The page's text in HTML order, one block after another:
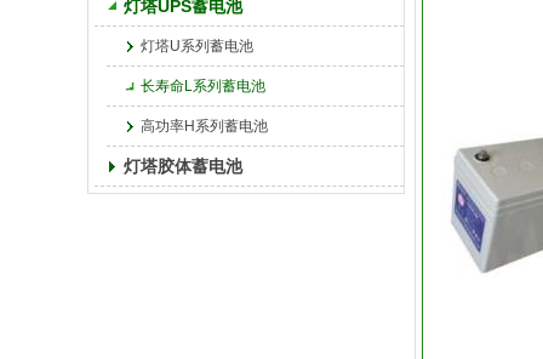
灯塔UPS蓄电池
灯塔U系列蓄电池
长寿命L系列蓄电池
高功率H系列蓄电池
灯塔胶体蓄电池